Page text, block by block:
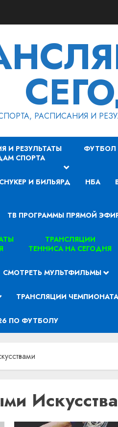
РАСПИСАНИЯ И
И РЕЗУЛЬТАТЫ
СПОРТА
ФУТБОЛ
СНУКЕР И БИЛЬЯРД НБА
ТВ ПРОГРАММЫ ПРЯМОЙ
ТРАНСЛЯЦИИ
ТЕННИСА НА СЕГОДНЯ
СМОТРЕТЬ МУЛЬТФИЛЬМЫ
ТРАНСЛЯЦИИ
ПО ФУТБОЛУ